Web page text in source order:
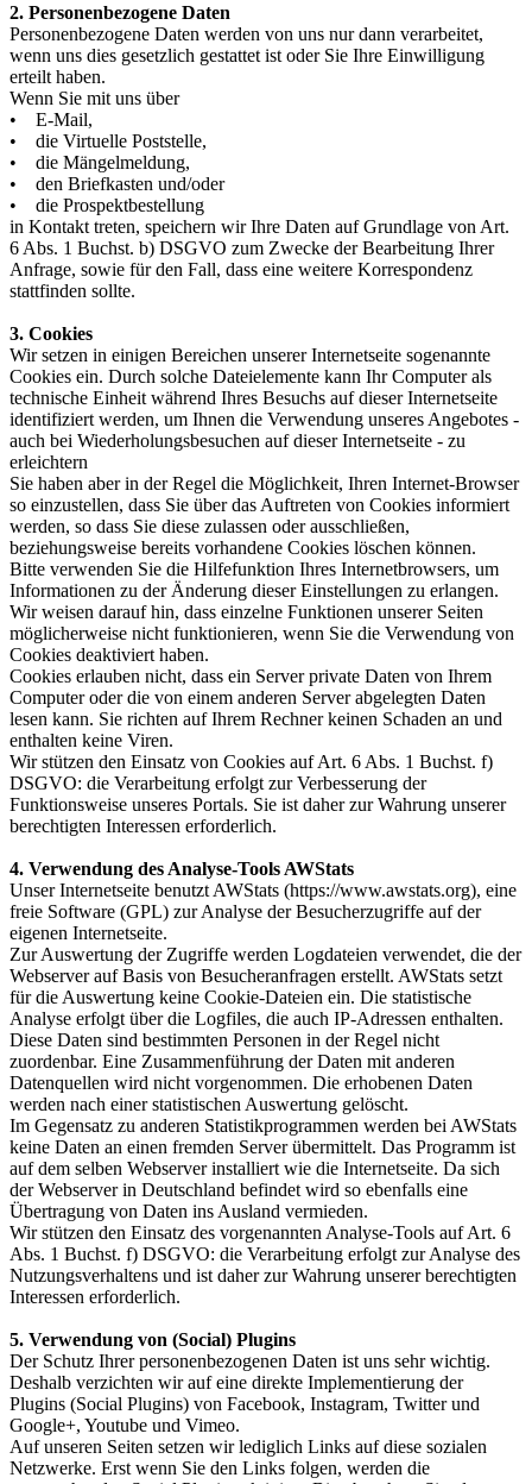
2. Personenbezogene Daten
Personenbezogene Daten werden von uns nur dann verarbeitet,
wenn uns dies gesetzlich gestattet ist oder Sie Ihre Einwilligung
erteilt haben.
Wenn Sie mit uns über
• E-Mail,
• die Virtuelle Poststelle,
• die Mängelmeldung,
• den Briefkasten und/oder
• die Prospektbestellung
in Kontakt treten, speichern wir Ihre Daten auf Grundlage von Art.
6 Abs. 1 Buchst. b) DSGVO zum Zwecke der Bearbeitung Ihrer
Anfrage, sowie für den Fall, dass eine weitere Korrespondenz
stattfinden sollte.
3. Cookies
Wir setzen in einigen Bereichen unserer Internetseite sogenannte
Cookies ein. Durch solche Dateielemente kann Ihr Computer als
technische Einheit während Ihres Besuchs auf dieser Internetseite
identifiziert werden, um Ihnen die Verwendung unseres Angebotes -
auch bei Wiederholungsbesuchen auf dieser Internetseite - zu
erleichtern
Sie haben aber in der Regel die Möglichkeit, Ihren Internet-Browser
so einzustellen, dass Sie über das Auftreten von Cookies informiert
werden, so dass Sie diese zulassen oder ausschließen,
beziehungsweise bereits vorhandene Cookies löschen können.
Bitte verwenden Sie die Hilfefunktion Ihres Internetbrowsers, um
Informationen zu der Änderung dieser Einstellungen zu erlangen.
Wir weisen darauf hin, dass einzelne Funktionen unserer Seiten
möglicherweise nicht funktionieren, wenn Sie die Verwendung von
Cookies deaktiviert haben.
Cookies erlauben nicht, dass ein Server private Daten von Ihrem
Computer oder die von einem anderen Server abgelegten Daten
lesen kann. Sie richten auf Ihrem Rechner keinen Schaden an und
enthalten keine Viren.
Wir stützen den Einsatz von Cookies auf Art. 6 Abs. 1 Buchst. f)
DSGVO: die Verarbeitung erfolgt zur Verbesserung der
Funktionsweise unseres Portals. Sie ist daher zur Wahrung unserer
berechtigten Interessen erforderlich.
4. Verwendung des Analyse-Tools AWStats
Unser Internetseite benutzt AWStats (https://www.awstats.org), eine
freie Software (GPL) zur Analyse der Besucherzugriffe auf der
eigenen Internetseite.
Zur Auswertung der Zugriffe werden Logdateien verwendet, die der
Webserver auf Basis von Besucheranfragen erstellt. AWStats setzt
für die Auswertung keine Cookie-Dateien ein. Die statistische
Analyse erfolgt über die Logfiles, die auch IP-Adressen enthalten.
Diese Daten sind bestimmten Personen in der Regel nicht
zuordenbar. Eine Zusammenführung der Daten mit anderen
Datenquellen wird nicht vorgenommen. Die erhobenen Daten
werden nach einer statistischen Auswertung gelöscht.
Im Gegensatz zu anderen Statistikprogrammen werden bei AWStats
keine Daten an einen fremden Server übermittelt. Das Programm ist
auf dem selben Webserver installiert wie die Internetseite. Da sich
der Webserver in Deutschland befindet wird so ebenfalls eine
Übertragung von Daten ins Ausland vermieden.
Wir stützen den Einsatz des vorgenannten Analyse-Tools auf Art. 6
Abs. 1 Buchst. f) DSGVO: die Verarbeitung erfolgt zur Analyse des
Nutzungsverhaltens und ist daher zur Wahrung unserer berechtigten
Interessen erforderlich.
5. Verwendung von (Social) Plugins
Der Schutz Ihrer personenbezogenen Daten ist uns sehr wichtig.
Deshalb verzichten wir auf eine direkte Implementierung der
Plugins (Social Plugins) von Facebook, Instagram, Twitter und
Google+, Youtube und Vimeo.
Auf unseren Seiten setzen wir lediglich Links auf diese sozialen
Netzwerke. Erst wenn Sie den Links folgen, werden die